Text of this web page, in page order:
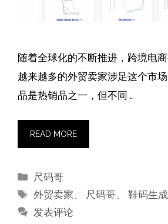
随着全球化的不断推进，跨境电
越来越多的外贸卖家涉足这个市
品是热销品之一，但不同 …
READ MORE
分
类
尺码哥
标
签
外贸卖家、 尺码哥、鞋码生成
发表评论